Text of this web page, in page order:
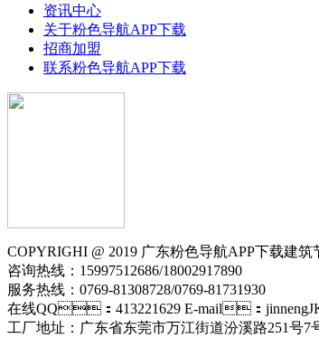
资讯中心
关于粉色导航APP下载
招商加盟
联系粉色导航APP下载
COPYRIGHI @ 2019 广东粉色导航APP下载建
咨询热线：15997512686/18002917890
服务热线：0769-81308728/0769-81731930
在线QQ：413221629 E-mail：
工厂地址：广东省东莞市万江街道汾溪路251号7